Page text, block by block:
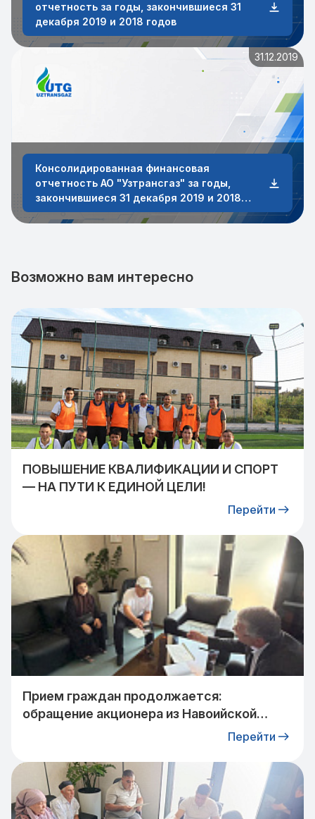
отчетность за годы, закончившиеся 31
декабря 2019 и 2018 годов
31.12.2019
Консолидированная финансовая
отчетность АО "Узтрансгаз" за годы,
закончившиеся 31 декабря 2019 и 2018
годов
Возможно вам интересно
ПОВЫШЕНИЕ КВАЛИФИКАЦИИ И СПОРТ
— НА ПУТИ К ЕДИНОЙ ЦЕЛИ!
Перейти
Прием граждан продолжается:
обращение акционера из Навоийской
Перейти